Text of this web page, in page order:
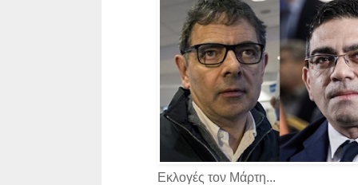
Εκλογές τον Μάρτη...